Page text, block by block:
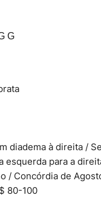
G
diadema à direita /
esquerda para a
/ Concórdia de
80-100